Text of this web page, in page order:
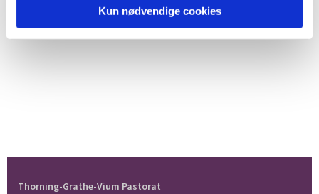
Kun nødvendige cookies
Thorning-Grathe-Vium Pastorat